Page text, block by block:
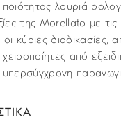
λουριά
της Morellato με τις
οι κύριες
χειροποίητες από